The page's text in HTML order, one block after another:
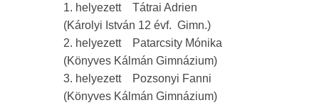
1. helyezett Tátrai Adrien
(Károlyi István 12 évf. Gimn.)
2. helyezett Patarcsity Mónika
(Könyves Kálmán Gimnázium)
3. helyezett Pozsonyi Fanni
(Könyves Kálmán Gimnázium)